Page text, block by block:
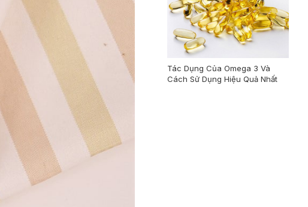
Tác Dụng Của Omega 3 Và
Cách Sử Dụng Hiệu Quả Nhất